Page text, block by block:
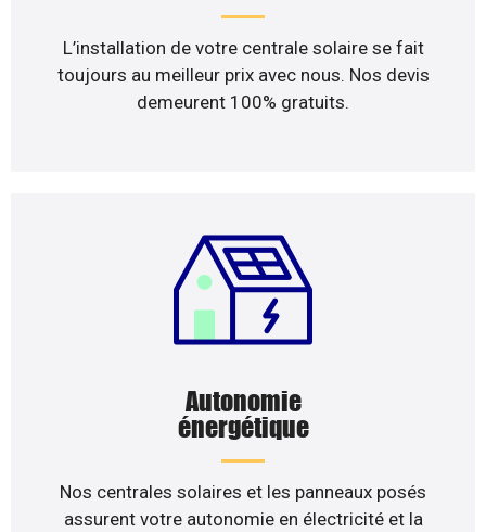
L’installation de votre centrale solaire se fait
toujours au meilleur prix avec nous. Nos devis
demeurent 100% gratuits.
Autonomie
énergétique
Nos centrales solaires et les panneaux posés
assurent votre autonomie en électricité et la